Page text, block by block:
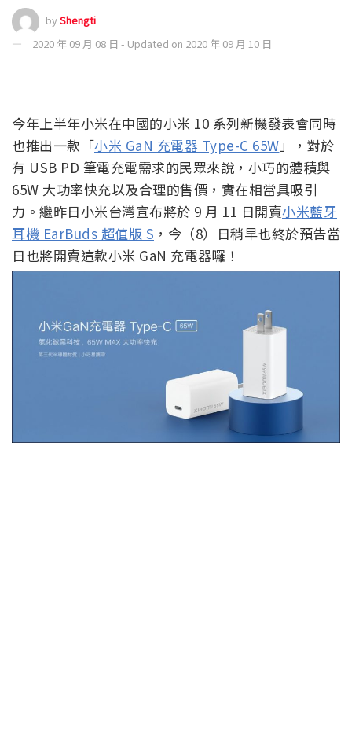
byShengti
2020 年 09 月 08 日 - Updated on 2020 年 09 月 10 日
今年上半年小米在中國的小米 10 系列新機發表會同時
也推出一款「小米 GaN 充電器 Type-C 65W 」，對於
有 USB PD 筆電充電需求的民眾來說，小巧的體積與
65W 大功率快充以及合理的售價，實在相當具吸引
力。繼昨日小米台灣宣布將於 9 月 11 日開賣小米藍牙
耳機 EarBuds 超值版 S ，今（8）日稍早也終於預告當
日也將開賣這款小米 GaN 充電器囉！